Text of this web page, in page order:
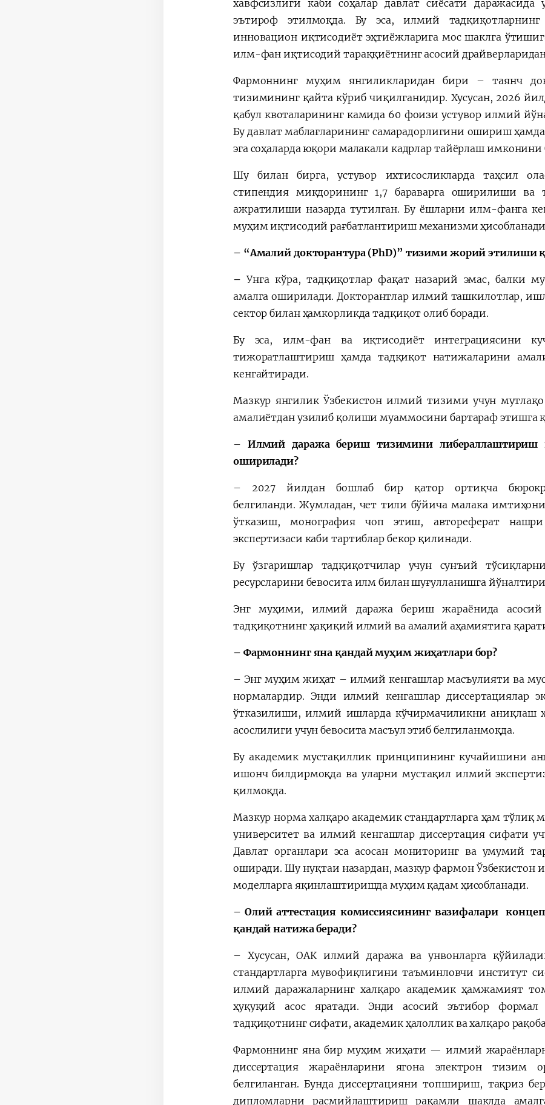
хавфсизлиги каби соҳалар давлат сиёсати
эътироф этилмоқда. Бу эса, илмий
инновацион иқтисодиёт эҳтиёжларига мос шаклга
илм-фан иқтисодий тараққиётнинг асосий
Фармоннинг муҳим янгиликларидан бири – таянч
тизимининг қайта кўриб чиқилганидир. Хусусан, 2026
қабул квоталарининг камида 60 фоизи устувор илмий
Бу давлат маблағларининг самарадорлигини ошириш
эга соҳаларда юқори малакали кадрлар тайёрлаш имконини
Шу билан бирга, устувор ихтисосликларда таҳсил
стипендия миқдорининг 1,7 бараварга оширилиши ва
ажратилиши назарда тутилган. Бу ёшларни илм-фанга
муҳим иқтисодий рағбатлантириш механизми
– “Амалий докторантура (PhD)” тизими жорий этилиши
–Унга кўра, тадқиқотлар фақат назарий эмас, балки
амалга оширилади. Докторантлар илмий ташкилотлар,
сектор билан ҳамкорликда тадқиқот олиб боради.
Бу эса, илм-фан ва иқтисодиёт интеграциясини
тижоратлаштириш ҳамда тадқиқот натижаларини
кенгайтиради.
Мазкур янгилик Ўзбекистон илмий тизими учун
амалиётдан узилиб қолиши муаммосини бартараф этишга
– Илмий даража бериш тизимини либераллаштириш
оширилади?
– 2027 йилдан бошлаб бир қатор ортиқча
белгиланди. Жумладан, чет тили бўйича малака
ўтказиш, монография чоп этиш, автореферат
экспертизаси каби тартиблар бекор қилинади.
Бу ўзгаришлар тадқиқотчилар учун сунъий
ресурсларини бевосита илм билан шуғулланишга
Энг муҳими, илмий даража бериш жараёнида асосий
тадқиқотнинг ҳақиқий илмий ва амалий аҳамиятига
– Фармоннинг яна қандай муҳим жиҳатлари бор?
– Энг муҳим жиҳат – илмий кенгашлар масъулияти ва
нормалардир. Энди илмий кенгашлар диссертациялар
ўтказилиши, илмий ишларда кўчирмачиликни аниқлаш
асослилиги учун бевосита масъул этиб белгиланмоқда.
Бу академик мустақиллик принципининг кучайишини
ишонч билдирмоқда ва уларни мустақил илмий
қилмоқда.
Мазкур норма халқаро академик стандартларга ҳам тўлиқ
университет ва илмий кенгашлар диссертация сифати
Давлат органлари эса асосан мониторинг ва умумий
оширади. Шу нуқтаи назардан, мазкур фармон Ўзбекистон
моделларга яқинлаштиришда муҳим қадам ҳисобланади.
– Олий аттестация комиссиясининг вазифалари
қандай натижа беради?
– Хусусан, ОАК илмий даража ва унвонларга
стандартларга мувофиқлигини таъминловчи институт
илмий даражаларнинг халқаро академик ҳамжамият
ҳуқуқий асос яратади. Энди асосий эътибор
тадқиқотнинг сифати, академик ҳалоллик ва халқаро
Фармоннинг яна бир муҳим жиҳати — илмий
диссертация жараёнларини ягона электрон тизим
белгиланган. Бунда диссертацияни топшириш, тақриз
дипломларни расмийлаштириш рақамли шаклда